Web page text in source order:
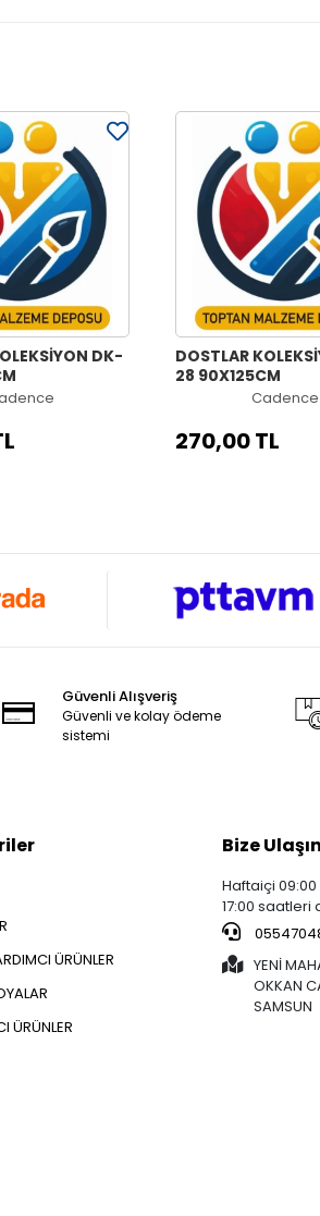
DK-
DOSTLAR
28 90X125CM
Cadence
270,00 TL
Güvenli Alışveriş
Güvenli ve kolay ödeme
sistemi
ÜRÜNLER
ÜRÜNLER
Bize Ulaşın
Haftaiçi 09:00
17:00 saatleri
YENİ
OKKAN
SAMSUN